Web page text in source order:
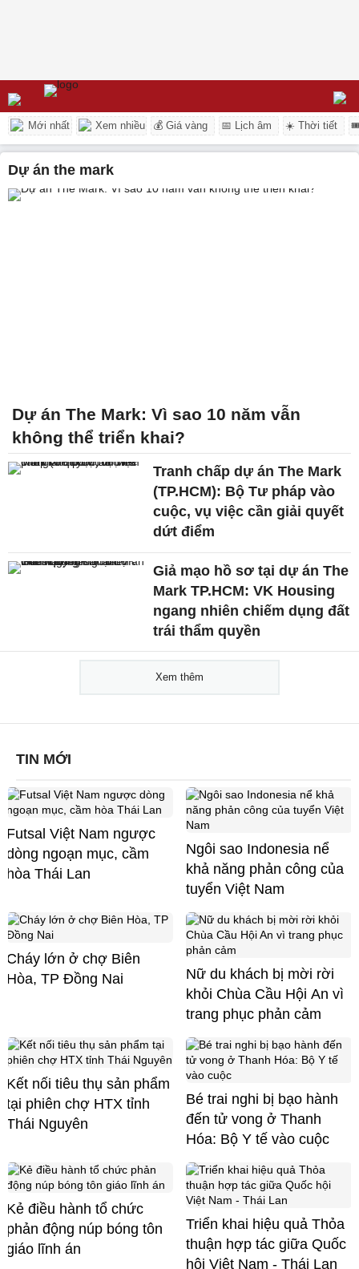
Mới nhất Xem nhiều 💰 Giá vàng 📅 Lịch âm ☀️ Thời tiết
dự án the mark
Dự án The Mark: Vì sao 10 năm vẫn
không thể triển khai?
Tranh chấp dự án The Mark
(TP.HCM): Bộ Tư pháp vào
cuộc, vụ việc cần giải quyết
dứt điểm
Giả mạo hồ sơ tại dự án The
Mark TP.HCM: VK Housing
ngang nhiên chiếm dụng đất
trái thẩm quyền
Xem thêm
TIN MỚI
Futsal Việt Nam ngược
dòng ngoạn mục, cầm
hòa Thái Lan
Ngôi sao Indonesia nể
khả năng phản công của
tuyển Việt Nam
Cháy lớn ở chợ Biên
Hòa, TP Đồng Nai
Nữ du khách bị mời rời
khỏi Chùa Cầu Hội An vì
trang phục phản cảm
Kết nối tiêu thụ sản phẩm
tại phiên chợ HTX tỉnh
Thái Nguyên
Bé trai nghi bị bạo hành
đến tử vong ở Thanh
Hóa: Bộ Y tế vào cuộc
Kẻ điều hành tổ chức
phản động núp bóng tôn
giáo lĩnh án
Triển khai hiệu quả Thỏa
thuận hợp tác giữa Quốc
hội Việt Nam - Thái Lan